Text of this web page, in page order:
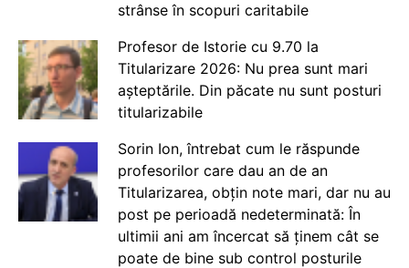
strânse în scopuri caritabile
Profesor de Istorie cu 9.70 la
Titularizare 2026: Nu prea sunt mari
așteptările. Din păcate nu sunt posturi
titularizabile
Sorin Ion, întrebat cum le răspunde
profesorilor care dau an de an
Titularizarea, obțin note mari, dar nu au
post pe perioadă nedeterminată: În
ultimii ani am încercat să ținem cât se
poate de bine sub control posturile